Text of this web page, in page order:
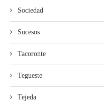
Sociedad
Sucesos
Tacoronte
Tegueste
Tejeda